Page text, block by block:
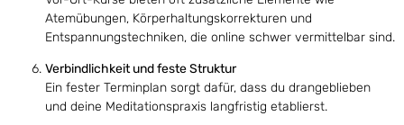
Atemübungen, Körperhaltungskorrekturen und
Entspannungstechniken, die online schwer vermittelbar sind.
Verbindlichkeit und feste Struktur
Ein fester Terminplan sorgt dafür, dass du drangeblieben
und deine Meditationspraxis langfristig etablierst.